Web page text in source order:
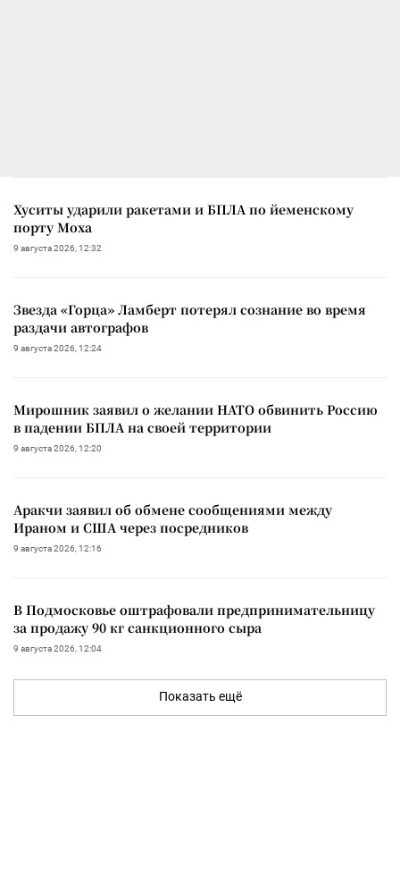
Хуситы ударили ракетами и БПЛА по йеменскому
порту Моха
9 августа 2026, 12:32
Звезда «Горца» Ламберт потерял сознание во время
раздачи автографов
9 августа 2026, 12:24
Мирошник заявил о желании НАТО обвинить Россию
в падении БПЛА на своей территории
9 августа 2026, 12:20
Аракчи заявил об обмене сообщениями между
Ираном и США через посредников
9 августа 2026, 12:16
В Подмосковье оштрафовали предпринимательницу
за продажу 90 кг санкционного сыра
9 августа 2026, 12:04
Показать ещё